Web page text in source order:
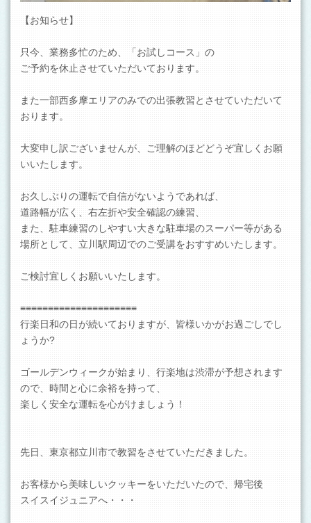
【お知らせ】
只今、業務多忙のため、「お試しコース」の
ご予約を休止させていただいております。
また一部西多摩エリアのみでの出張教習とさせていただいて
おります。
大変申し訳ございませんが、ご理解のほどどうぞ宜しくお願
いいたします。
お久しぶりの運転で自信がないようであれば、
道路幅が広く、右左折や安全確認の練習、
また、駐車練習のしやすい大きな駐車場のスーパー等がある
場所として、立川駅周辺でのご受講をおすすめいたします。
ご検討宜しくお願いいたします。
≡≡≡≡≡≡≡≡≡≡≡≡≡≡≡≡≡≡≡≡≡
行楽日和の日が続いておりますが、皆様いかがお過ごしでし
ょうか?
ゴールデンウィークが始まり、行楽地は渋滞が予想されます
ので、時間と心に余裕を持って、
楽しく安全な運転を心がけましょう！
先日、東京都立川市で教習をさせていただきました。
お客様から美味しいクッキーをいただいたので、帰宅後
スイスイジュニアへ・・・